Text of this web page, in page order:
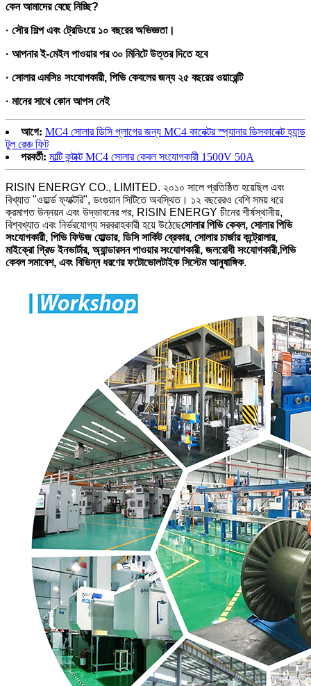
কেন আমাদের বেছে নিচ্ছি?
· সৌর শিল্প এবং ট্রেডিংয়ে ১০ বছরের অভিজ্ঞতা।
· আপনার ই-মেইল পাওয়ার পর ৩০ মিনিটে উত্তর দিতে হবে
· সোলার এমসি৪ সংযোগকারী, পিভি কেবলের জন্য ২৫ বছরের ওয়ারেন্টি
· মানের সাথে কোন আপস নেই
আগে: MC4 সোলার ডিসি প্লাগের জন্য MC4 কানেক্টর স্প্যানার ডিসকানেক্ট হ্যান্ড
টুল রেঞ্চ ফিট
পরবর্তী: মাল্টি কন্টাক্ট MC4 সোলার কেবল সংযোগকারী 1500V 50A
RISIN ENERGY CO., LIMITED. ২০১০ সালে প্রতিষ্ঠিত হয়েছিল এবং
বিখ্যাত "ওয়ার্ল্ড ফ্যাক্টরি", ডংগুয়ান সিটিতে অবস্থিত। ১২ বছরেরও বেশি সময় ধরে
ক্রমাগত উন্নয়ন এবং উদ্ভাবনের পর, RISIN ENERGY চীনের শীর্ষস্থানীয়,
বিশ্বখ্যাত এবং নির্ভরযোগ্য সরবরাহকারী হয়ে উঠেছেসোলার পিভি কেবল, সোলার পিভি
সংযোগকারী, পিভি ফিউজ হোল্ডার, ডিসি সার্কিট ব্রেকার, সোলার চার্জার কন্ট্রোলার,
মাইক্রো গ্রিড ইনভার্টার, অ্যান্ডারসন পাওয়ার সংযোগকারী, জলরোধী সংযোগকারী,পিভি
কেবল সমাবেশ, এবং বিভিন্ন ধরণের ফটোভোলটাইক সিস্টেম আনুষাঙ্গিক.